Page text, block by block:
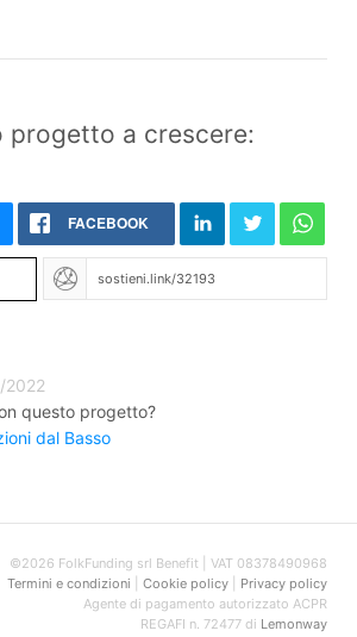
progetto a crescere:
FACEBOOK
2022
questo progetto?
dal Basso
©2026 FolkFunding srl Benefit | VAT 08378490968
Termini e condizioni
Cookie policy| Privacy policy
Agente di pagamento autorizzato ACPR
REGAFI n. 72477 di Lemonway